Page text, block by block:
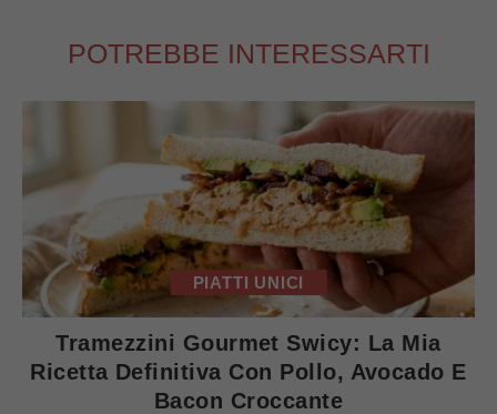
POTREBBE INTERESSARTI
PIATTI UNICI
Tramezzini Gourmet Swicy: La Mia
Ricetta Definitiva Con Pollo, Avocado E
Bacon Croccante